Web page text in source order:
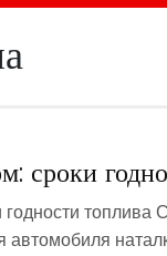
сроки
топлива